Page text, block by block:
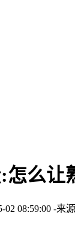
怎么让
02 08:59:00 -来